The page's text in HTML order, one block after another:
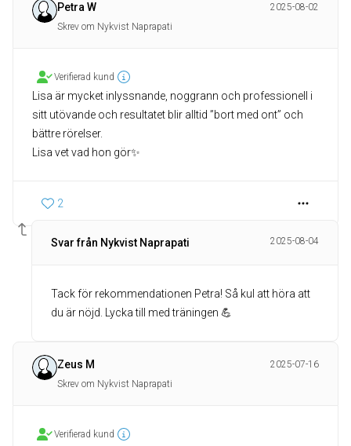
Petra W
2025-08-02
Skrev om Nykvist Naprapati
Verifierad kund
Lisa är mycket inlyssnande, noggrann och professionell i
sitt utövande och resultatet blir alltid ”bort med ont” och
bättre rörelser.
Lisa vet vad hon gör✨
2
Svar från Nykvist Naprapati 2025-08-04
Tack för rekommendationen Petra! Så kul att höra att
du är nöjd. Lycka till med träningen 💪
Zeus M
2025-07-16
Skrev om Nykvist Naprapati
Verifierad kund